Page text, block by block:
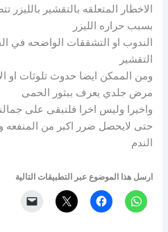
الاخطار المتعلقه بالتقشير
بسبب حراره الليزر
الندوب او التشققات الواضحه في
التقشير
ومن الممكن ايضا حدوث تلوثات او
مرض جلدي يعرف ببثور الحمى
واخيرا وليس اخرا فلنبقى على
حتى لايحصل ضرر اكبر من المنفعه
الندم
ارسل هذا الموضوع عبر التطبيقات التالية